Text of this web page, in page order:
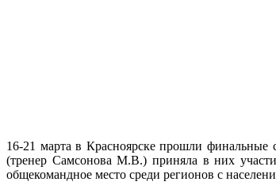
16-21 марта в Красноярске прошли
(тренер Самсонова М.В.) приняла в них
общекомандное место среди регионов с